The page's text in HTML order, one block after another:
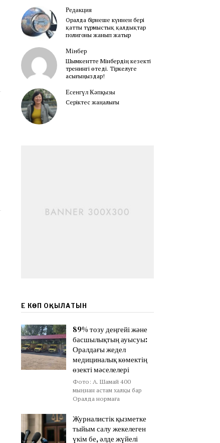
2
Редакция
Оралда бірнеше күннен бері
қатты тұрмыстық қалдықтар
полигоны жанып жатыр
Мінбер
Шымкентте Мінбердің кезекті
тренингі өтеді. Тіркелуге
асығыңыздар!
Есенгүл Кәпқызы
Серіктес жаңалығы
ЕҢ КӨП ОҚЫЛАТЫН
89% тозу деңгейі және
басшылықтың ауысуы:
Оралдағы жедел
медициналық көмектің
өзекті мәселелері
Фото: А. Шамай 400
мыңнан астам халқы бар
Оралда нормаға
Журналистік қызметке
тыйым салу жекелеген
үкім бе, әлде жүйелі